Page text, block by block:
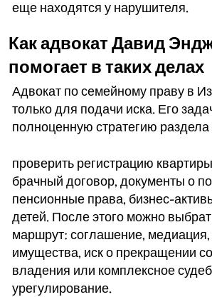
еще находятся у нарушителя.
Как адвокат Давид
помогает в таких делах
Адвокат по семейному праву в
только для подачи иска. Его
полноценную стратегию
проверить регистрацию
брачный договор, документы о
пенсионные права, бизнес-
детей. После этого можно
маршрут: соглашение, медиация,
имущества, иск о прекращении
владения или комплексное
урегулирование.